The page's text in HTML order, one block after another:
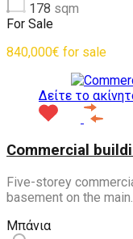
178 sqm
For Sale
840,000€ for sale
Δείτε το
Commercial
Five-storey
basement on the main…
Μπάνια